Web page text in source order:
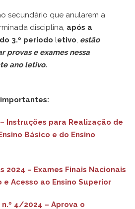
secundário que anularem a
disciplina, após a
3.º período letivo, estão
provas e exames nessa
ano letivo.
Instruções para Realização de
Básico e do Ensino
2024 – Exames Finais Nacionais
e Acesso ao Ensino Superior
4/2024 – Aprova o